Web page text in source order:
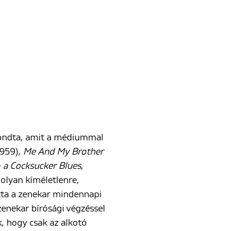
amit a médiummal
Me And My Brother
a Cocksucker Blues,
kíméletlenre,
a zenekar mindennapi
bírósági végzéssel
hogy csak az alkotó